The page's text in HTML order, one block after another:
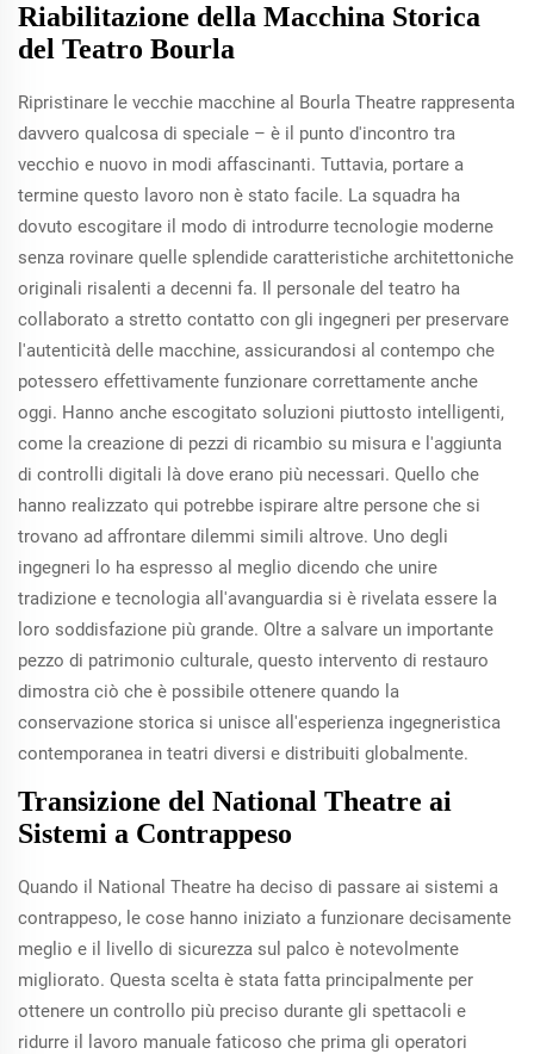
Riabilitazione della Macchina Storica
del Teatro Bourla
Ripristinare le vecchie macchine al Bourla Theatre rappresenta
davvero qualcosa di speciale – è il punto d'incontro tra
vecchio e nuovo in modi affascinanti. Tuttavia, portare a
termine questo lavoro non è stato facile. La squadra ha
dovuto escogitare il modo di introdurre tecnologie moderne
senza rovinare quelle splendide caratteristiche architettoniche
originali risalenti a decenni fa. Il personale del teatro ha
collaborato a stretto contatto con gli ingegneri per preservare
l'autenticità delle macchine, assicurandosi al contempo che
potessero effettivamente funzionare correttamente anche
oggi. Hanno anche escogitato soluzioni piuttosto intelligenti,
come la creazione di pezzi di ricambio su misura e l'aggiunta
di controlli digitali là dove erano più necessari. Quello che
hanno realizzato qui potrebbe ispirare altre persone che si
trovano ad affrontare dilemmi simili altrove. Uno degli
ingegneri lo ha espresso al meglio dicendo che unire
tradizione e tecnologia all'avanguardia si è rivelata essere la
loro soddisfazione più grande. Oltre a salvare un importante
pezzo di patrimonio culturale, questo intervento di restauro
dimostra ciò che è possibile ottenere quando la
conservazione storica si unisce all'esperienza ingegneristica
contemporanea in teatri diversi e distribuiti globalmente.
Transizione del National Theatre ai
Sistemi a Contrappeso
Quando il National Theatre ha deciso di passare ai sistemi a
contrappeso, le cose hanno iniziato a funzionare decisamente
meglio e il livello di sicurezza sul palco è notevolmente
migliorato. Questa scelta è stata fatta principalmente per
ottenere un controllo più preciso durante gli spettacoli e
ridurre il lavoro manuale faticoso che prima gli operatori